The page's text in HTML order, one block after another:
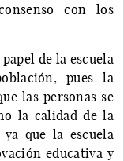
con los
de la escuela
pues la
las personas se
la calidad de la
que la escuela
educativa y